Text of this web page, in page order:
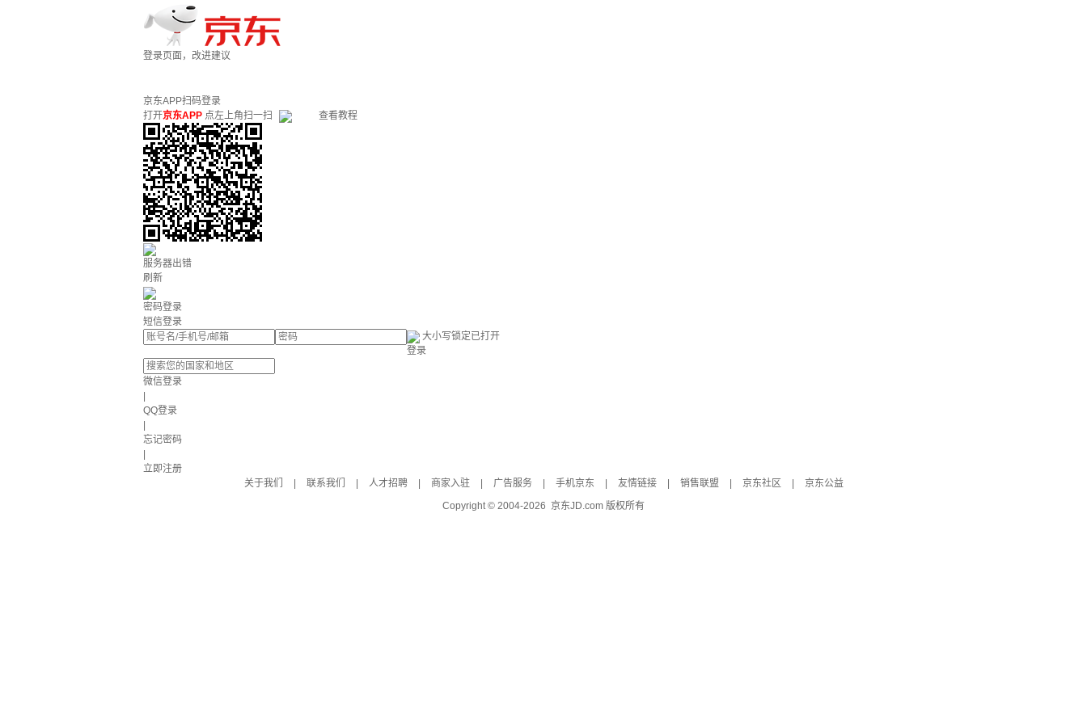
登录页面，改进建议
京东APP扫码登录
打开京东APP 点左上角扫一扫 查看教程
服务器出错
刷新
密码登录
短信登录
大小写锁定已打开
登录
微信登录
QQ登录
忘记密码
立即注册
关于我们
联系我们 人才招聘 商家入驻 广告服务 手机京东 友情链接 销售联盟 京东社区
京东公益
Copyright © 2004-2026 京东JD.com 版权所有